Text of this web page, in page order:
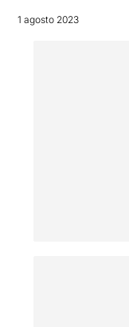
1 agosto 2023